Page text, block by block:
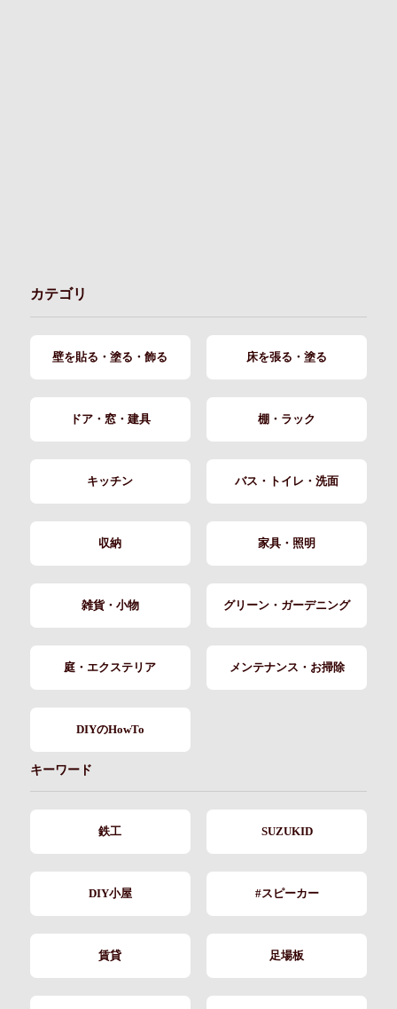
カテゴリ
壁を貼る・塗る・飾る 床を張る・塗る
ドア・窓・建具 棚・ラック
キッチン バス・トイレ・洗面
収納 家具・照明
雑貨・小物 グリーン・ガーデニング
庭・エクステリア メンテナンス・お掃除
DIYのHowTo
キーワード
鉄工 SUZUKID
DIY小屋 #スピーカー
賃貸 足場板